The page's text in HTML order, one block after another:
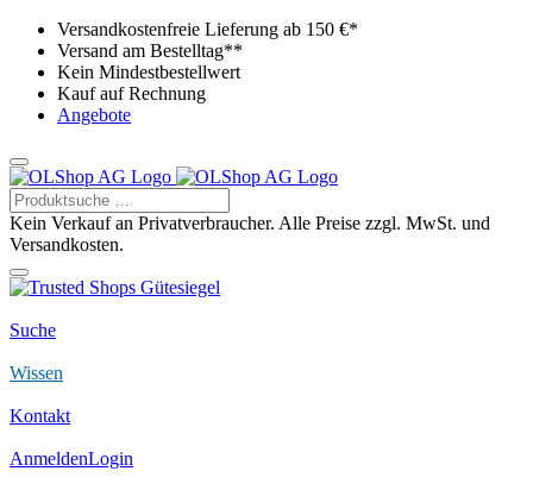
Versandkostenfreie Lieferung ab 150 €*
Versand am Bestelltag**
Kein Mindestbestellwert
Kauf auf Rechnung
Angebote
Kein Verkauf an Privatverbraucher. Alle Preise zzgl. MwSt. und
Versandkosten.
Suche
Wissen
Kontakt
AnmeldenLogin